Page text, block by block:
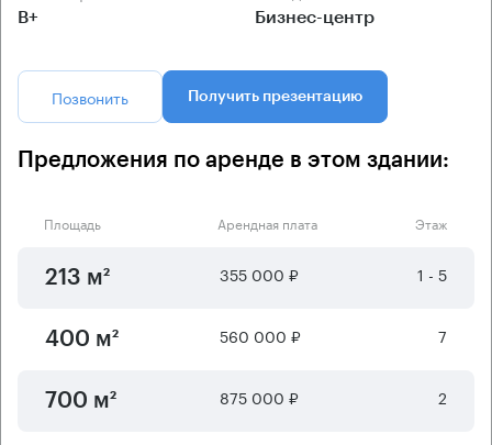
B+ Бизнес-центр
Позвонить Получить презентацию
Предложения по аренде в этом здании:
Площадь Арендная плата Этаж
213 м² 355 000 ₽ 1 - 5
400 м² 560 000 ₽ 7
700 м² 875 000 ₽ 2